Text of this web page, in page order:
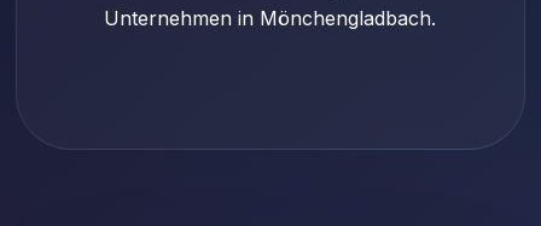
Unternehmen in Mönchengladbach.